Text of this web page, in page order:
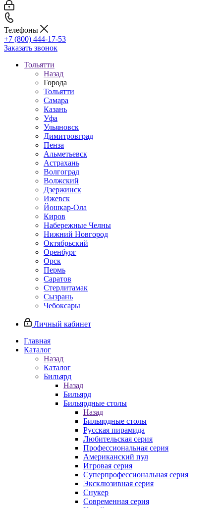
Телефоны
+7 (800) 444-17-53
Заказать звонок
Тольятти
Назад
Города
Тольятти
Самара
Казань
Уфа
Ульяновск
Димитровград
Пенза
Альметьевск
Астрахань
Волгоград
Волжский
Дзержинск
Ижевск
Йошкар-Ола
Киров
Набережные Челны
Нижний Новгород
Октябрьский
Оренбург
Орск
Пермь
Саратов
Стерлитамак
Сызрань
Чебоксары
Личный кабинет
Главная
Каталог
Назад
Каталог
Бильярд
Назад
Бильярд
Бильярдные столы
Назад
Бильярдные столы
Русская пирамида
Любительская серия
Профессиональная серия
Американский пул
Игровая серия
Суперпрофессиональная серия
Эксклюзивная серия
Снукер
Современная серия